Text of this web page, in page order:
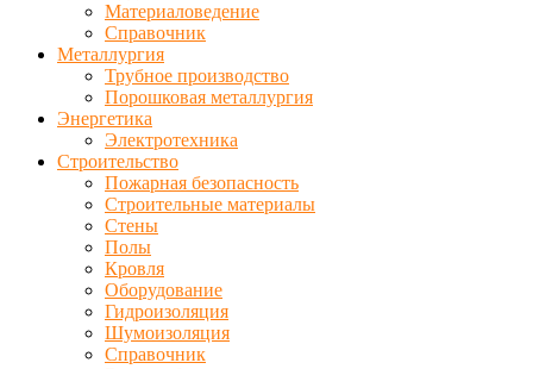
Материаловедение
Справочник
Металлургия
Трубное производство
Порошковая металлургия
Энергетика
Электротехника
Строительство
Пожарная безопасность
Строительные материалы
Стены
Полы
Кровля
Оборудование
Гидроизоляция
Шумоизоляция
Справочник